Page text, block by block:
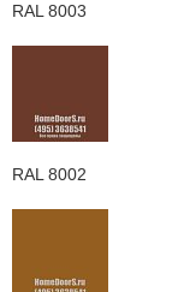
RAL 8003
RAL 8002